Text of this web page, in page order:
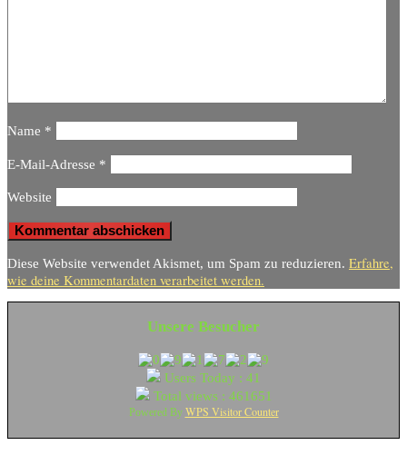
Name *
E-Mail-Adresse *
Website
Diese Website verwendet Akismet, um Spam zu reduzieren. Erfahre,
wie deine Kommentardaten verarbeitet werden.
Unsere Besucher
Users Today : 41
Total views : 461651
Powered By WPS Visitor Counter